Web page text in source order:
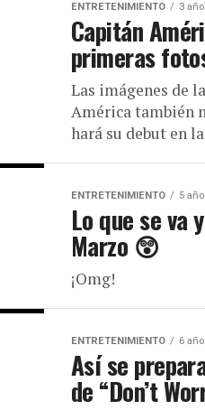
ENTRETENIMIENTO 3
Capitán
primeras
Las imágenes de
América también
hará su debut en
ENTRETENIMIENTO 5
Lo que se va
Marzo 😲
¡Omg!
ENTRETENIMIENTO 6
Así se
de “Don’t